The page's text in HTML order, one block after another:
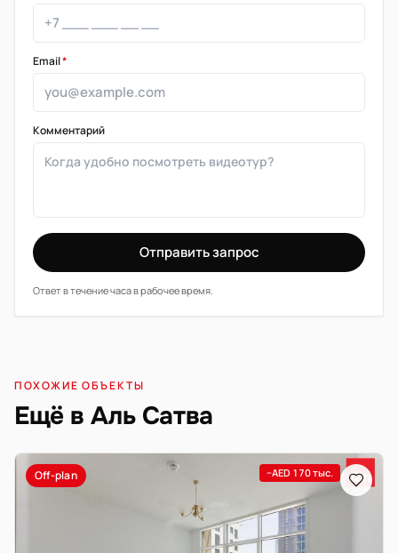
Email*
Комментарий
Отправить запрос
Ответ в течение часа в рабочее время.
ПОХОЖИЕ ОБЪЕКТЫ
Ещё в Аль Сатва
Off-plan −AED 170 тыс.